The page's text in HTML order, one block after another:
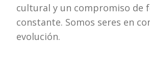
cultural y un compromiso de
constante. Somos seres en
evolución.